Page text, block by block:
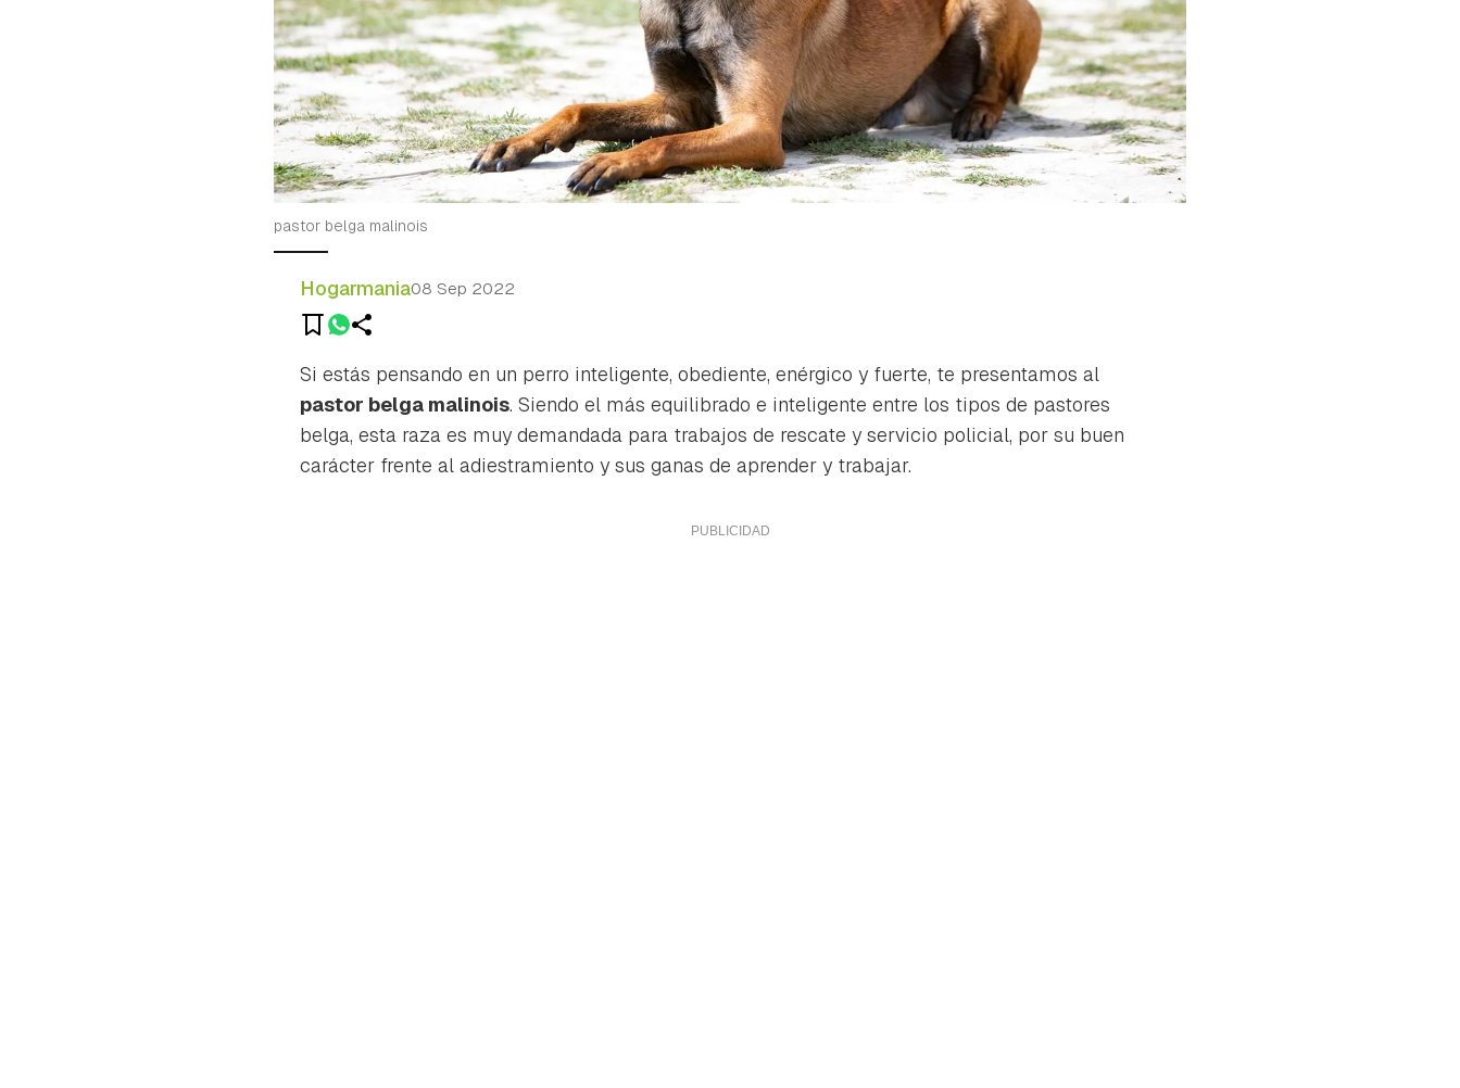
pastor belga malinois
Hogarmania08 Sep 2022
Si estás pensando en un perro inteligente, obediente, enérgico y fuerte, te presentamos al
pastor belga malinois. Siendo el más equilibrado e inteligente entre los tipos de pastores
belga, esta raza es muy demandada para trabajos de rescate y servicio policial, por su buen
carácter frente al adiestramiento y sus ganas de aprender y trabajar.